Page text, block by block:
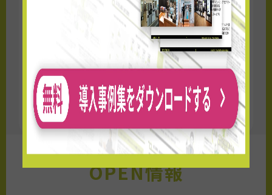
≫プレスリリースはこちら
OPEN情報